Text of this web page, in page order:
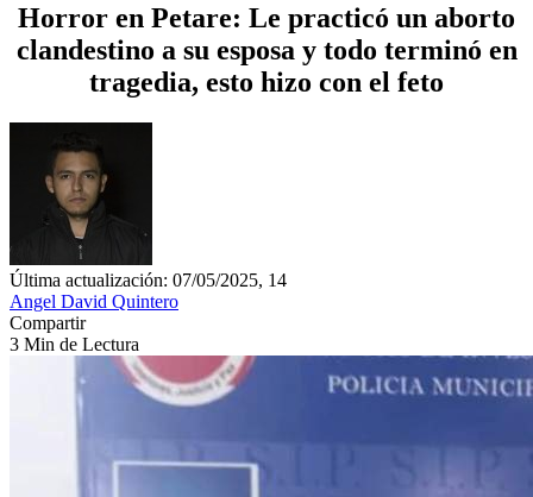
Horror en Petare: Le practicó un aborto
clandestino a su esposa y todo terminó en
tragedia, esto hizo con el feto
Última actualización: 07/05/2025, 14
Angel David Quintero
Compartir
3 Min de Lectura